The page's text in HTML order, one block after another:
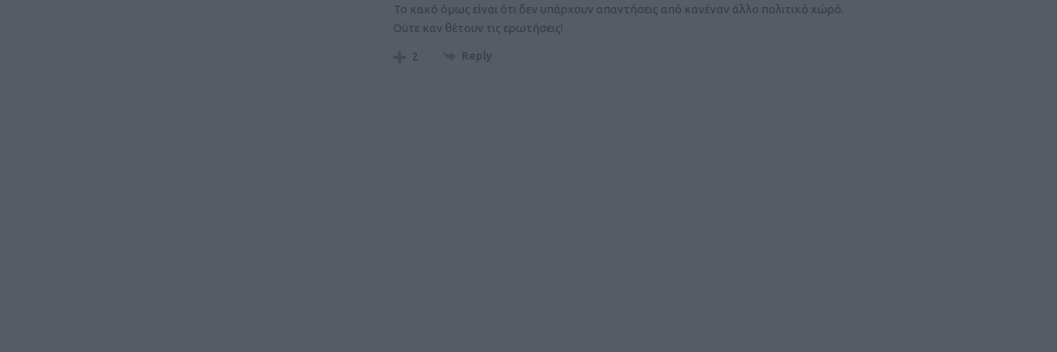
Το κακό όμως είναι ότι δεν υπάρχουν απαντήσεις από κανέναν άλλο πολιτικό χώρό.
Ούτε καν θέτουν τις ερωτήσεις!
2 Reply